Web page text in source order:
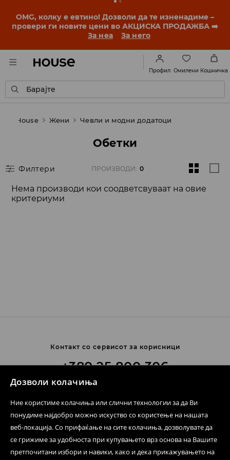
Дозволи колачиња
Ние користиме колачиња или слични технологии за да Ви
понудиме најдобро можно искуство со користење на нашата
веб-локација. Со прифаќање на сите колачиња, дозволувате да
се грижиме за удобноста при купувањето врз основа на Вашите
претпочитани избори и навики, како и дека прикажувањето на
OMG, колку е евтино! Дозволи да те изненадиме –
провери ги новите цени во АКЦИСКА ПРОДАЖБА ➡️
За неа
За него
Профил Омилени Кошничка
Барајте
House Жени Чевли и модни додатоци
Обетки
Филтери ПРОИЗВОДИ: 0
Нема производи кои соодветсвуваат на овие
критериуми
Контакт со сервисот за корисници
+389 25 800 306
Цена според ценовникот на операторот
Формулар за контакт
Следете не